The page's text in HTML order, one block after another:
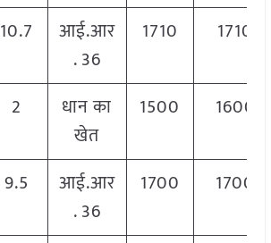
10.7
आई.आर
. 36
1710 1710
2
धान का
खेत
1500 1600
9.5
आई.आर
. 36
1700 1700